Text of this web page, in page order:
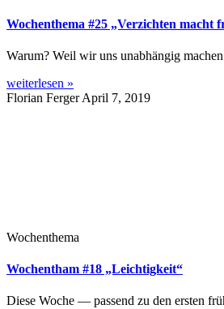
Wochenthema #25 „Verzichten macht
Warum? Weil wir uns unabhängig
weiterlesen »
Florian FergerApril 7, 2019
Wochenthema
Wochentham #18 „Leichtigkeit“
Diese Woche — passend zu den ersten